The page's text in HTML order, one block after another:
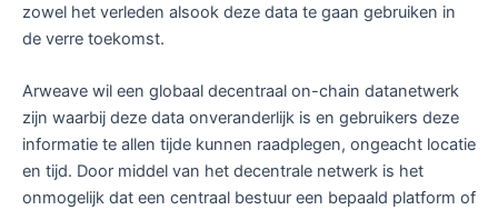
zowel het verleden alsook deze data te gaan gebruiken in
de verre toekomst.
Arweave wil een globaal decentraal on-chain datanetwerk
zijn waarbij deze data onveranderlijk is en gebruikers deze
informatie te allen tijde kunnen raadplegen, ongeacht locatie
en tijd. Door middel van het decentrale netwerk is het
onmogelijk dat een centraal bestuur een bepaald platform of